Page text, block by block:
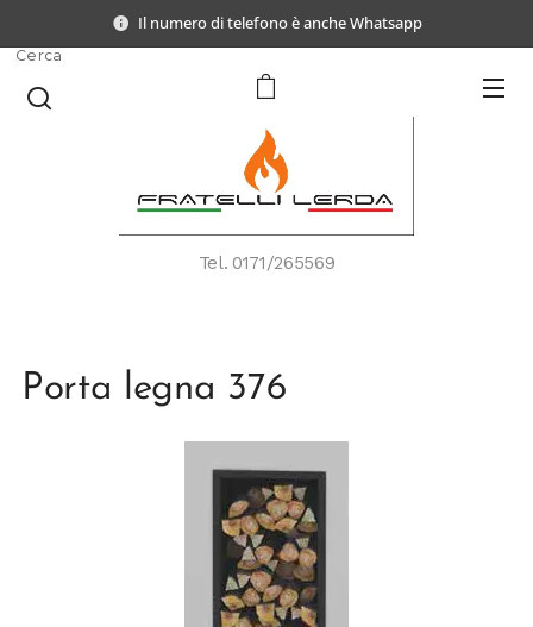
Il numero di telefono è anche Whatsapp
Tel. 0171/265569
Cerca
Porta legna 376